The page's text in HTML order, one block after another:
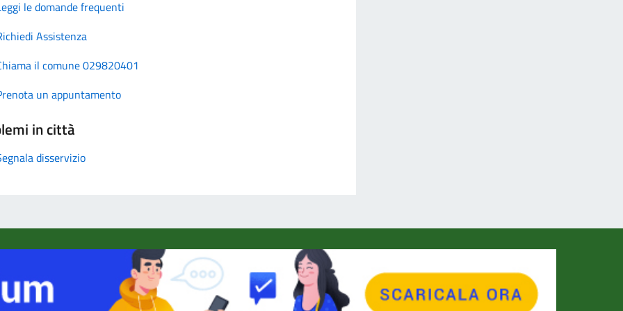
le domande frequenti
Assistenza
il comune 029820401
un appuntamento
in città
disservizio